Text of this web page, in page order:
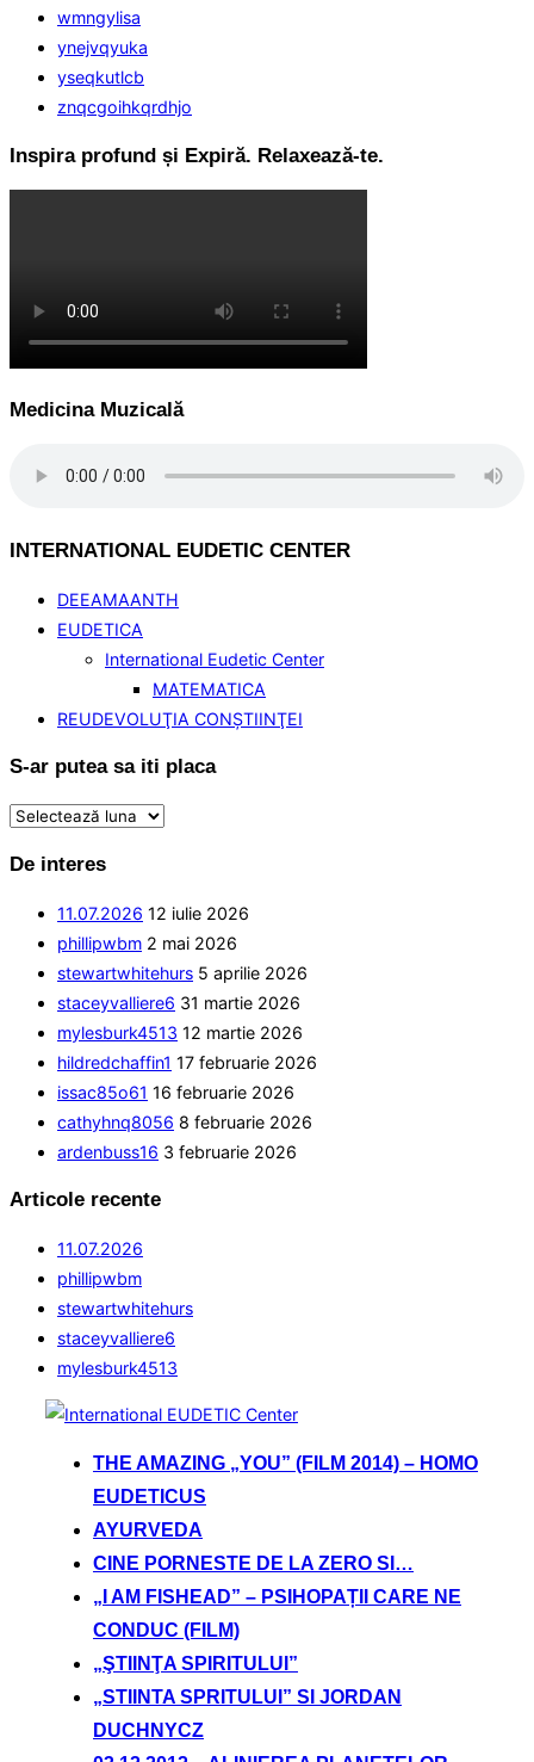
wmngylisa
ynejvqyuka
yseqkutlcb
znqcgoihkqrdhjo
Inspira profund și Expiră. Relaxează-te.
Medicina Muzicală
INTERNATIONAL EUDETIC CENTER
DEEAMAANTH
EUDETICA
International Eudetic Center
MATEMATICA
REUDEVOLUŢIA CONŞTIINŢEI
S-ar putea sa iti placa
S-
putea
De interes
11.07.2026 12 iulie 2026
phillipwbm 2 mai 2026
stewartwhitehurs 5 aprilie 2026
staceyvalliere6 31 martie 2026
mylesburk4513 12 martie 2026
hildredchaffin1 17 februarie 2026
issac85o61 16 februarie 2026
cathyhnq8056 8 februarie 2026
ardenbuss16 3 februarie 2026
Articole recente
11.07.2026
phillipwbm
stewartwhitehurs
staceyvalliere6
mylesburk4513
THE AMAZING „YOU” (FILM 2014) – HOMO
EUDETICUS
AYURVEDA
CINE PORNESTE DE LA ZERO SI…
„I AM FISHEAD” – PSIHOPAȚII CARE NE
CONDUC (FILM)
„ŞTIINŢA SPIRITULUI”
„STIINTA SPRITULUI” SI JORDAN
DUCHNYCZ